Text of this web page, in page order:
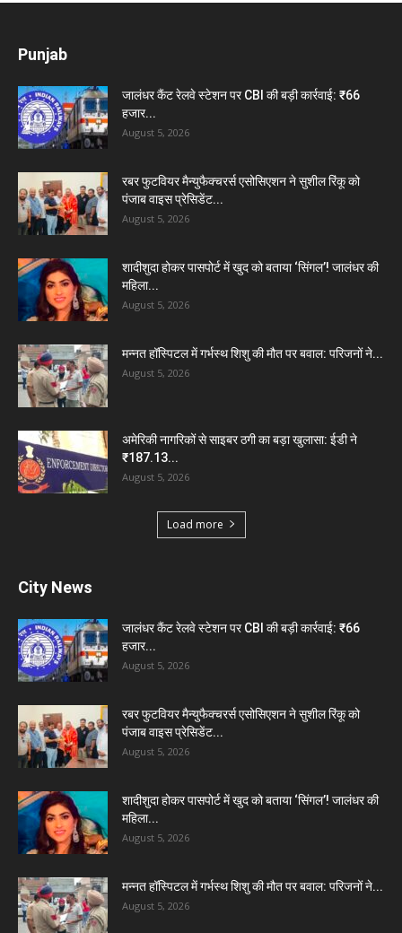
Punjab
जालंधर कैंट रेलवे स्टेशन पर CBI की बड़ी कार्रवाई: ₹66
हजार...
August 5, 2026
रबर फुटवियर मैन्युफैक्चरर्स एसोसिएशन ने सुशील रिंकू को
पंजाब वाइस प्रेसिडेंट...
August 5, 2026
शादीशुदा होकर पासपोर्ट में खुद को बताया ‘सिंगल’! जालंधर की
महिला...
August 5, 2026
मन्नत हॉस्पिटल में गर्भस्थ शिशु की मौत पर बवाल: परिजनों ने...
August 5, 2026
अमेरिकी नागरिकों से साइबर ठगी का बड़ा खुलासा: ईडी ने
₹187.13...
August 5, 2026
Load more
City News
जालंधर कैंट रेलवे स्टेशन पर CBI की बड़ी कार्रवाई: ₹66
हजार...
August 5, 2026
रबर फुटवियर मैन्युफैक्चरर्स एसोसिएशन ने सुशील रिंकू को
पंजाब वाइस प्रेसिडेंट...
August 5, 2026
शादीशुदा होकर पासपोर्ट में खुद को बताया ‘सिंगल’! जालंधर की
महिला...
August 5, 2026
मन्नत हॉस्पिटल में गर्भस्थ शिशु की मौत पर बवाल: परिजनों ने...
August 5, 2026